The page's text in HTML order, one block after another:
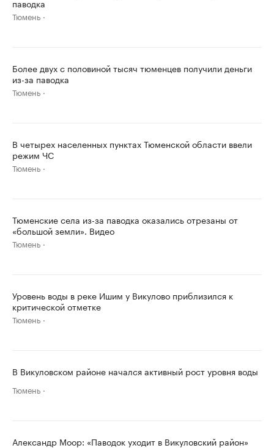
паводка
Тюмень
Более двух с половиной тысяч тюменцев получили деньги
из-за паводка
Тюмень
В четырех населенных пунктах Тюменской области ввели
режим ЧС
Тюмень
Тюменские села из-за паводка оказались отрезаны от
«большой земли». Видео
Тюмень
Уровень воды в реке Ишим у Викулово приблизился к
критической отметке
Тюмень
В Викуловском районе начался активный рост уровня воды
Тюмень
Александр Моор: «Паводок уходит в Викуловский район»